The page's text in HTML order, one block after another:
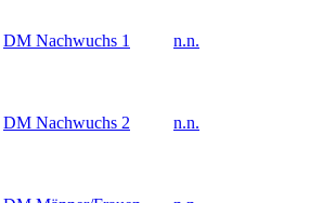
DM Nachwuchs 1 n.n.
DM Nachwuchs 2 n.n.